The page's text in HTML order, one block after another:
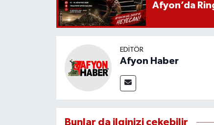
Afyon’da
EDITÖR
Afyon Haber
Bunlar da ilginizi çekebilir